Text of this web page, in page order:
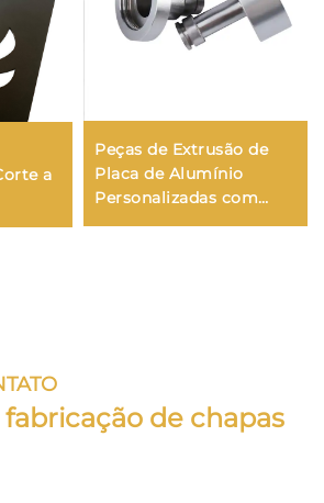
a
Peças de Extrusão de
Placa de Alumínio
Personalizadas com
Usinagem CNC
de chapas